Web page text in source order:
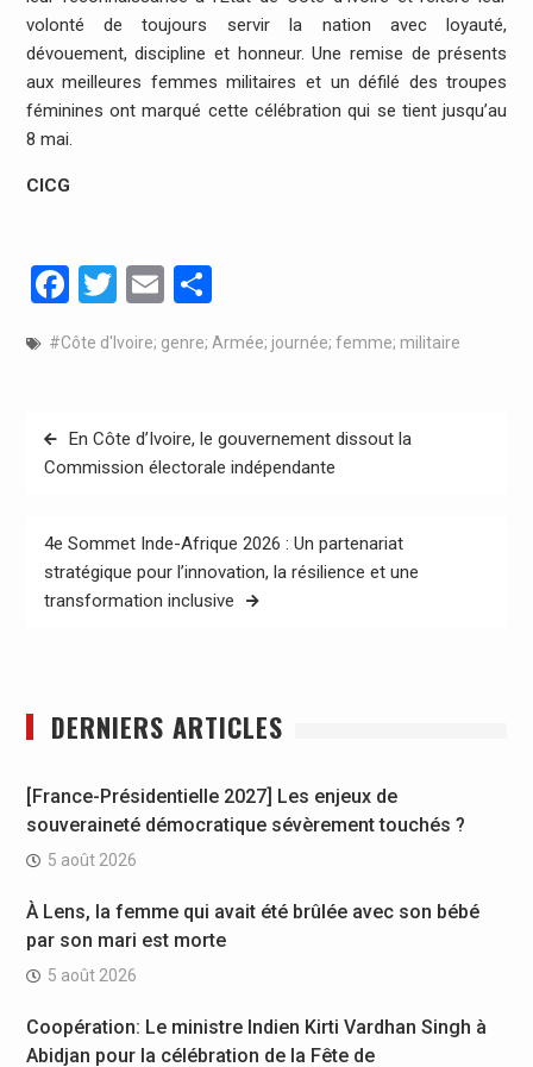
volonté de toujours servir la nation avec loyauté,
dévouement, discipline et honneur. Une remise de présents
aux meilleures femmes militaires et un défilé des troupes
féminines ont marqué cette célébration qui se tient jusqu’au
8 mai.
CICG
Facebook
Twitter
EmailPartager
#Côte d'Ivoire; genre; Armée; journée; femme; militaire
Navigation
de
En Côte d’Ivoire, le gouvernement dissout la
Commission électorale indépendante
4e Sommet Inde-Afrique 2026 : Un partenariat
stratégique pour l’innovation, la résilience et une
transformation inclusive
DERNIERS ARTICLES
[France-Présidentielle 2027] Les enjeux de
souveraineté démocratique sévèrement touchés ?
5 août 2026
À Lens, la femme qui avait été brûlée avec son bébé
par son mari est morte
5 août 2026
Coopération: Le ministre Indien Kirti Vardhan Singh à
Abidjan pour la célébration de la Fête de